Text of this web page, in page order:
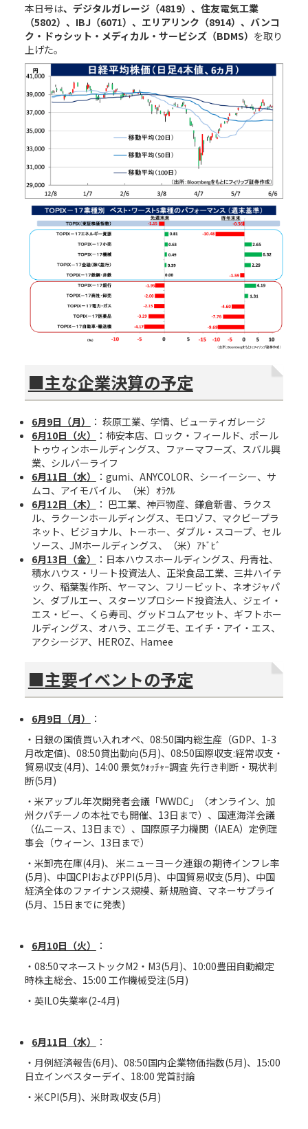
本日号は、デジタルガレージ（4819）、住友電気工業
（5802）、IBJ（6071）、エリアリンク（8914）、バンコ
ク・ドゥシット・メディカル・サービシズ（BDMS） を取り
上げた。
■主な企業決算の予定
6月9日（月）
： 萩原工業、学情、ビューティガレージ
6月10日（火）
：柿安本店、ロック・フィールド、ポール
トゥウィンホールディングス、ファーマフーズ、スバル興
業、シルバーライフ
6月11日（水）
：gumi、ANYCOLOR、シーイーシー、サ
ムコ、アイモバイル、（米）ｵﾗｸﾙ
6月12日（木）
： 巴工業、神戸物産、鎌倉新書、ラクス
ル、ラクーンホールディングス、モロゾフ、マクビープラ
ネット、ビジョナル、トーホー、ダブル・スコープ、セル
ソース、JMホールディングス、（米）ｱﾄﾞﾋﾞ
6月13日（金）
：日本ハウスホールディングス、丹青社、
積水ハウス・リート投資法人、正栄食品工業、三井ハイテ
ック、稲葉製作所、ヤーマン、フリービット、ネオジャパ
ン、ダブルエー、スターツプロシード投資法人、ジェイ・
エス・ビー、くら寿司、グッドコムアセット、ギフトホー
ルディングス、オハラ、エニグモ、エイチ・アイ・エス、
アクシージア、HEROZ、Hamee
■主要イベントの予定
6月9日（月）
：
・日銀の国債買い入れオペ、08:50国内総生産（GDP、1-3
月改定値)、08:50貸出動向(5月)、08:50国際収支:経常収支・
貿易収支(4月)、14:00 景気ｳｫｯﾁｬｰ調査 先行き判断・現状判
断(5月)
・米アップル年次開発者会議「WWDC」（オンライン、加
州クパチーノの本社でも開催、13日まで）、国連海洋会議
（仏ニース、13日まで）、国際原子力機関（IAEA）定例理
事会（ウィーン、13日まで）
・米卸売在庫(4月)、 米ニューヨーク連銀の期待インフレ率
(5月)、中国CPIおよびPPI(5月)、中国貿易収支(5月)、中国
経済全体のファイナンス規模、新規融資、マネーサプライ
(5月、15日までに発表)
6月10日（火）
：
・08:50マネーストックM2・M3(5月)、10:00豊田自動織定
時株主総会、15:00 工作機械受注(5月)
・英ILO失業率(2-4月)
6月11日（水）
：
・月例経済報告(6月)、08:50国内企業物価指数(5月)、15:00
日立インベスターデイ、18:00 党首討論
・米CPI(5月)、米財政収支(5月)